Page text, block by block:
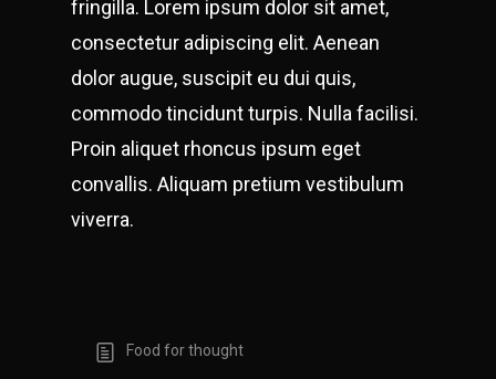
fringilla. Lorem ipsum dolor sit amet,
consectetur adipiscing elit. Aenean
dolor augue, suscipit eu dui quis,
commodo tincidunt turpis. Nulla facilisi.
Proin aliquet rhoncus ipsum eget
convallis. Aliquam pretium vestibulum
viverra.
Food for thought